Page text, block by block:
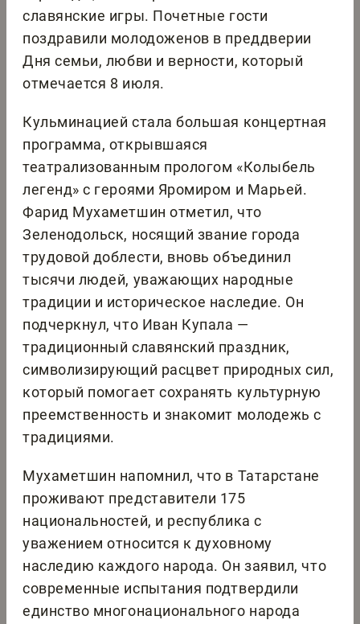
славянские игры. Почетные гости
поздравили молодоженов в преддверии
Дня семьи, любви и верности, который
отмечается 8 июля.
Кульминацией стала большая концертная
программа, открывшаяся
театрализованным прологом «Колыбель
легенд» с героями Яромиром и Марьей.
Фарид Мухаметшин отметил, что
Зеленодольск, носящий звание города
трудовой доблести, вновь объединил
тысячи людей, уважающих народные
традиции и историческое наследие. Он
подчеркнул, что Иван Купала —
традиционный славянский праздник,
символизирующий расцвет природных сил,
который помогает сохранять культурную
преемственность и знакомит молодежь с
традициями.
Мухаметшин напомнил, что в Татарстане
проживают представители 175
национальностей, и республика с
уважением относится к духовному
наследию каждого народа. Он заявил, что
современные испытания подтвердили
единство многонационального народа